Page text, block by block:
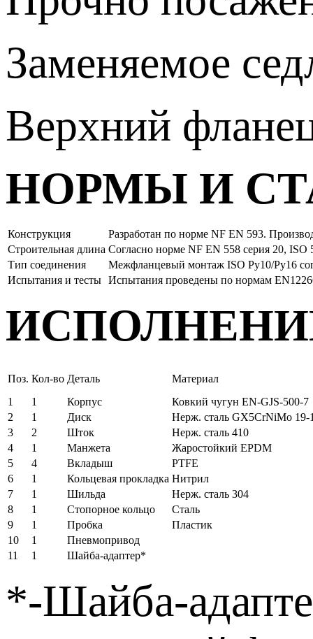
Заменяемое
Верхний
НОРМЫ И
Конструкция
Разработан по норме NF EN 593.
Строительная длина Согласно норме NF EN 558 серия 20, ISO
Тип соединения
Межфланцевый монтаж ISO Ру10/Ру16
Испытания и тесты Испытания проведены по нормам
Поз. Кол-во Деталь
Материал
1
1 Корпус
Ковкий чугун EN-GJS-500-7
2
1 Диск
Нерж. сталь GX5CrNiMo 19-
3
2 Шток
Нерж. сталь 410
4
1 Манжета
Жаростойкий EPDM
5
4 Вкладыш
PTFE
6
1 Кольцевая прокладка Нитрил
7
1 Шильда
Нерж. сталь 304
8
1 Стопорное кольцо
Сталь
9
1 Пробка
Пластик
10
1
Пневмопривод
11
1 Шайба-адаптер*
*-Шайба-